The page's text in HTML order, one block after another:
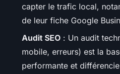
capter le trafic local,
de leur fiche Google
Audit SEO : Un audit
mobile, erreurs) est la
performante et